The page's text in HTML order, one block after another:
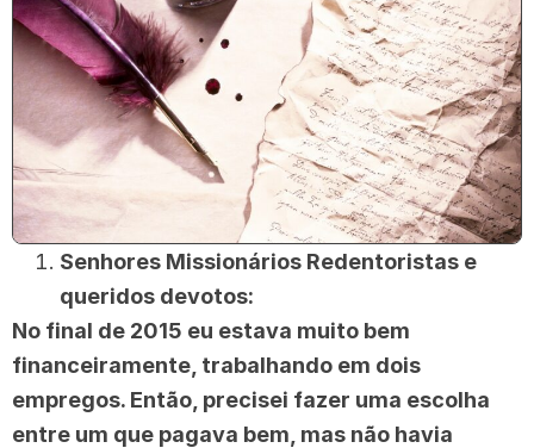
Senhores Missionários Redentoristas e
queridos devotos:
No final de 2015 eu estava muito bem
financeiramente, trabalhando em dois
empregos. Então, precisei fazer uma escolha
entre um que pagava bem, mas não havia